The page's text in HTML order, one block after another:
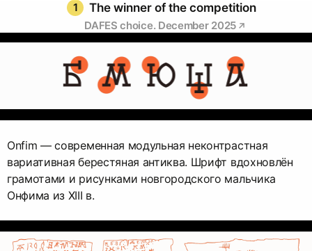
1 The winner of the competition
DAFES choice. December 2025
Onfim — современная модульная неконтрастная
вариативная берестяная антиква. Шрифт вдохновлён
грамотами и рисунками новгородского мальчика
Онфима из XIII в.